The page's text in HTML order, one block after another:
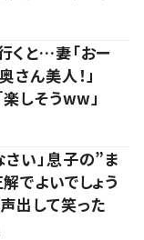
くと…妻「おー
さん美人！」
しそうww」
い」息子の”ま
でよいでしょう
出して笑った